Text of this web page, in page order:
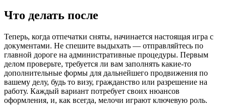
Что делать после
Теперь, когда отпечатки сняты, начинается настоящая игра с
документами. Не спешите выдыхать — отправляйтесь по
главной дороге на административные процедуры. Первым
делом проверьте, требуется ли вам заполнять какие-то
дополнительные формы для дальнейшего продвижения по
вашему делу, будь то визу, гражданство или разрешение на
работу. Каждый вариант потребует своих нюансов
оформления, и, как всегда, мелочи играют ключевую роль.